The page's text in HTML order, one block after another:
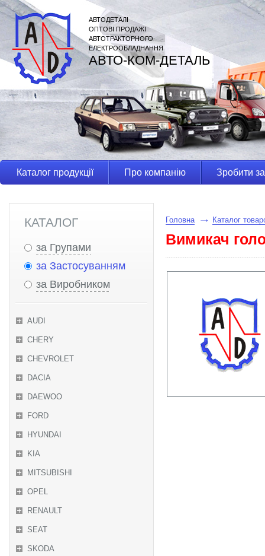
АВТОДЕТАЛІ
ОПТОВІ ПРОДАЖІ
АВТОТРАКТОРНОГО
ЕЛЕКТРООБЛАДНАННЯ
АВТО-КОМ-ДЕТАЛЬ
Каталог продукції Про компанію Зробити
КАТАЛОГ
за Групами
за Застосуванням
за Виробником
AUDI
CHERY
CHEVROLET
DACIA
DAEWOO
FORD
HYUNDAI
KIA
MITSUBISHI
OPEL
RENAULT
SEAT
SKODA
Головна Каталог
Вимикач